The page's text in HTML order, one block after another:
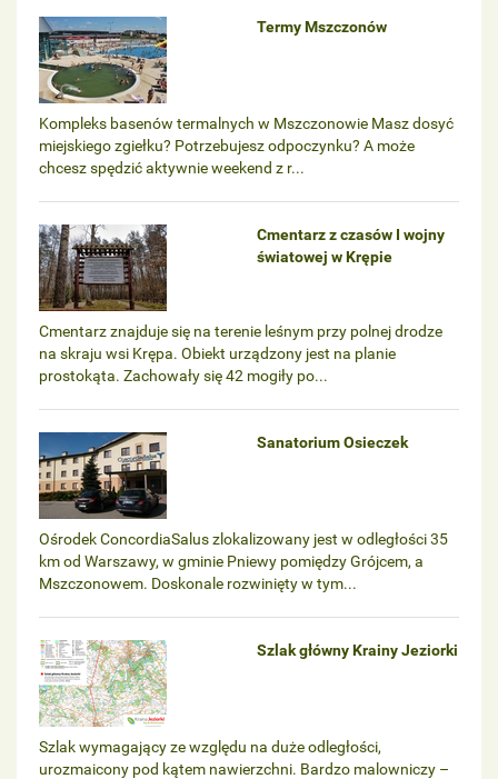
Termy Mszczonów
Kompleks basenów termalnych w Mszczonowie Masz dosyć
miejskiego zgiełku? Potrzebujesz odpoczynku? A może
chcesz spędzić aktywnie weekend z r...
Cmentarz z czasów I wojny
światowej w Krępie
Cmentarz znajduje się na terenie leśnym przy polnej drodze
na skraju wsi Krępa. Obiekt urządzony jest na planie
prostokąta. Zachowały się 42 mogiły po...
Sanatorium Osieczek
Ośrodek ConcordiaSalus zlokalizowany jest w odległości 35
km od Warszawy, w gminie Pniewy pomiędzy Grójcem, a
Mszczonowem. Doskonale rozwinięty w tym...
Szlak główny Krainy Jeziorki
Szlak wymagający ze względu na duże odległości,
urozmaicony pod kątem nawierzchni. Bardzo malowniczy –